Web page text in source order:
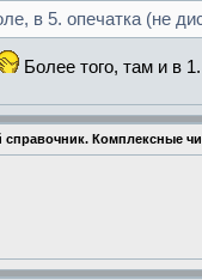
в 5. опечатка (не
Более того, там и в
справочник. Комплексные